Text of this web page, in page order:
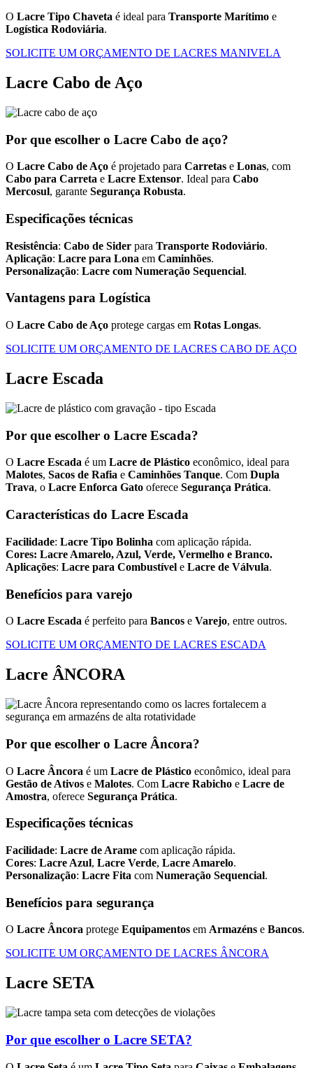
O Lacre Tipo Chaveta é ideal para Transporte Marítimo e
Logística Rodoviária.
SOLICITE UM ORÇAMENTO DE LACRES MANIVELA
Lacre Cabo de Aço
Por que escolher o Lacre Cabo de aço?
O Lacre Cabo de Aço é projetado para Carretas e Lonas, com
Cabo para Carreta e Lacre Extensor. Ideal para Cabo
Mercosul, garante Segurança Robusta.
Especificações técnicas
Resistência: Cabo de Sider para Transporte Rodoviário.
Aplicação: Lacre para Lona em Caminhões.
Personalização: Lacre com Numeração Sequencial.
Vantagens para Logística
O Lacre Cabo de Aço protege cargas em Rotas Longas.
SOLICITE UM ORÇAMENTO DE LACRES CABO DE AÇO
Lacre Escada
Por que escolher o Lacre Escada?
O Lacre Escada é um Lacre de Plástico econômico, ideal para
Malotes, Sacos de Rafia e Caminhões Tanque. Com Dupla
Trava, o Lacre Enforca Gato oferece Segurança Prática.
Características do Lacre Escada
Facilidade: Lacre Tipo Bolinha com aplicação rápida.
Cores: Lacre Amarelo, Azul, Verde, Vermelho e Branco.
Aplicações: Lacre para Combustível e Lacre de Válvula.
Benefícios para varejo
O Lacre Escada é perfeito para Bancos e Varejo, entre outros.
SOLICITE UM ORÇAMENTO DE LACRES ESCADA
Lacre ÂNCORA
Por que escolher o Lacre Âncora?
O Lacre Âncora é um Lacre de Plástico econômico, ideal para
Gestão de Ativos e Malotes. Com Lacre Rabicho e Lacre de
Amostra, oferece Segurança Prática.
Especificações técnicas
Facilidade: Lacre de Arame com aplicação rápida.
Cores: Lacre Azul, Lacre Verde, Lacre Amarelo.
Personalização: Lacre Fita com Numeração Sequencial.
Benefícios para segurança
O Lacre Âncora protege Equipamentos em Armazéns e Bancos.
SOLICITE UM ORÇAMENTO DE LACRES ÂNCORA
Lacre SETA
Por que escolher o Lacre SETA?